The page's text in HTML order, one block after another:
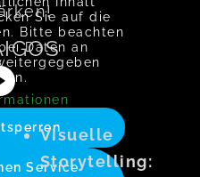
Sie auf die
Bitte beachten
Daten an
Service
Visuelle
Storytelling: